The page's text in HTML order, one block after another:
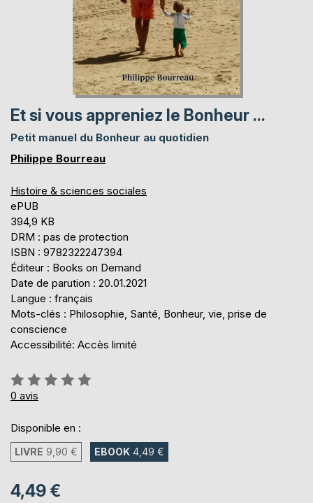
Et si vous appreniez le Bonheur ...
Petit manuel du Bonheur au quotidien
Philippe Bourreau
Histoire & sciences sociales
ePUB
394,9 KB
DRM : pas de protection
ISBN : 9782322247394
Éditeur : Books on Demand
Date de parution : 20.01.2021
Langue : français
Mots-clés : Philosophie, Santé, Bonheur, vie, prise de
conscience
Accessibilité: Accès limité
Évaluation:
0%
0 avis
Disponible en :
LIVRE 9,90 € EBOOK 4,49 €
4,49 €